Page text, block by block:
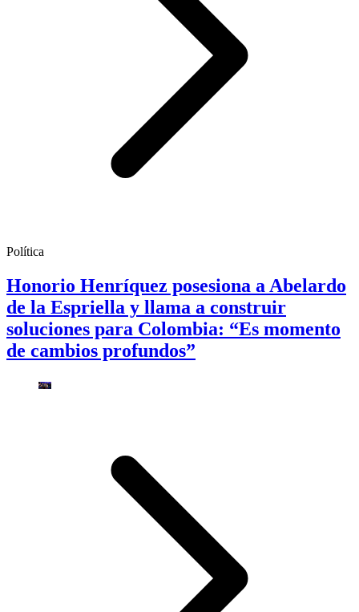
Política
Honorio Henríquez posesiona a Abelardo
de la Espriella y llama a construir
soluciones para Colombia: “Es momento
de cambios profundos”